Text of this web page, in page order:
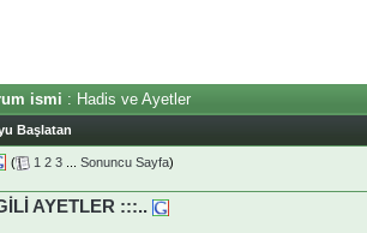
ismi : Hadis ve Ayetler
Başlatan
( 1 2 3 Sonuncu Sayfa)
AYETLER :::..